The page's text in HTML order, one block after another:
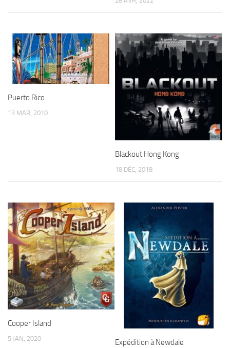
Puerto Rico
13 MAR, 2010
Blackout Hong Kong
18 DÉC, 2018
Cooper Island
5 JAN, 2020 Expédition à Newdale